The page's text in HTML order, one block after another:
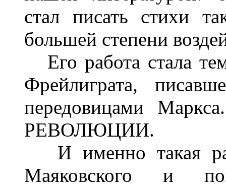
стал писать стихи
большей степени
Его работа стала
Фрейлиграта,
передовицами
РЕВОЛЮЦИИ.
И именно такая
Маяковского и